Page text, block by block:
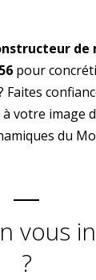
de
pour
votre image
du
vous
?